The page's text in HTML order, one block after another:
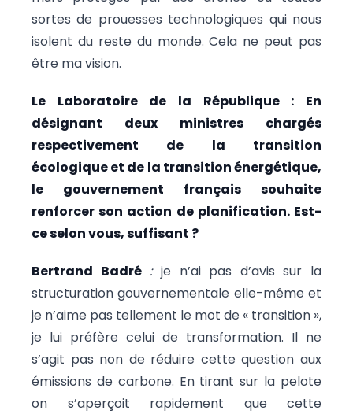
sortes de prouesses technologiques qui nous
isolent du reste du monde. Cela ne peut pas
être ma vision.
Le Laboratoire de la République : En
désignant deux ministres chargés
respectivement de la transition
écologique et de la transition énergétique,
le gouvernement français souhaite
renforcer son action de planification. Est-
ce selon vous, suffisant ?
Bertrand Badré : je n’ai pas d’avis sur la
structuration gouvernementale elle-même et
je n’aime pas tellement le mot de « transition »,
je lui préfère celui de transformation. Il ne
s’agit pas non de réduire cette question aux
émissions de carbone. En tirant sur la pelote
on s’aperçoit rapidement que cette